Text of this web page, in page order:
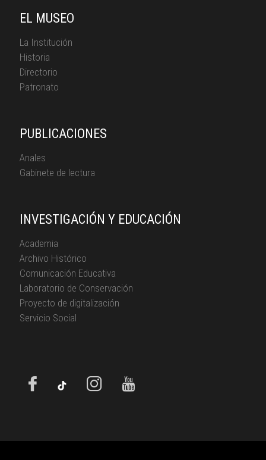
EL MUSEO
La Institución
Historia
Directorio
Patronato
PUBLICACIONES
Anales
Gabinete de lectura
INVESTIGACIÓN Y EDUCACIÓN
Academia
Archivo Histórico
Comunicación Educativa
Laboratorio de Conservación
Proyecto de digitalización
Servicio Social